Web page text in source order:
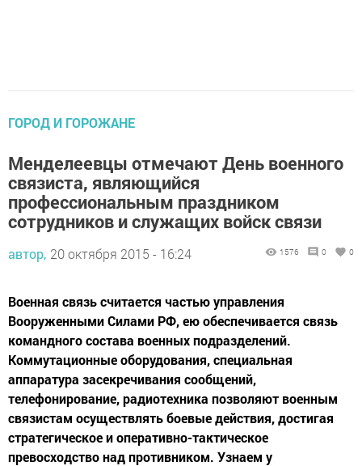
ГОРОД И ГОРОЖАНЕ
Менделеевцы отмечают День военного
связиста, являющийся
профессиональным праздником
сотрудников и служащих войск связи
автор, 20 октября 2015 - 16:24 1576 0 0
Военная связь считается частью управления
Вооруженными Силами РФ, ею обеспечивается связь
командного состава военных подразделений.
Коммутационные оборудования, специальная
аппаратура засекречивания сообщений,
телефонирование, радиотехника позволяют военным
связистам осуществлять боевые действия, достигая
стратегическое и оперативно-тактическое
превосходство над противником. Узнаем у